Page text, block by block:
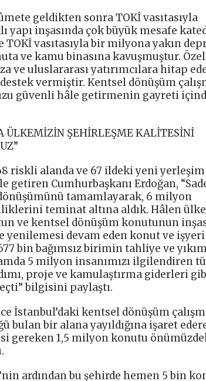
geldikten sonra TOKİ vasıtasıyla
yapı inşasında çok büyük mesafe
vasıtasıyla bir milyona yakın
ve kamu binasına kavuşmuştur.
ve uluslararası yatırımcılara hitap
vermiştir. Kentsel dönüşüm
güvenli hâle getirmenin gayreti
ÜLKEMİZİN ŞEHİRLEŞME KALİTESİNİ
riskli alanda ve 67 ildeki yeni yerleşim
Cumhurbaşkanı Erdoğan,
tamamlayarak, 6 milyon
teminat altına aldık. Hâlen ülke
ve kentsel dönüşüm konutunun
yenilemesi devam eden konut ve işyeri
bin bağımsız birimin tahliye ve
5 milyon insanımızı ilgilendiren
proje ve kamulaştırma giderleri
bilgisini paylaştı.
İstanbul’daki kentsel dönüşüm
bulan bir alana yayıldığına işaret
gereken 1,5 milyon konutu
ardından bu şehirde hemen 5 bin